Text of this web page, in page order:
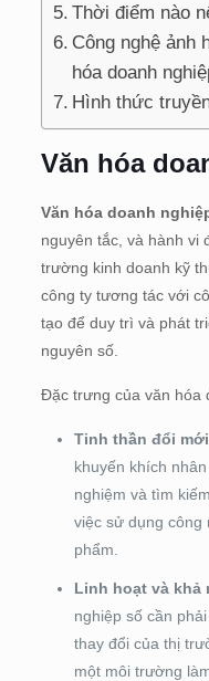
Thời điểm nào
Công nghệ ảnh
hóa doanh
Hình thức
Văn hóa
Văn hóa doanh
nguyên tắc, và hành vi
trường kinh doanh kỹ
công ty tương tác với
tạo để duy trì và phát
nguyên số.
Đặc trưng của văn hóa
Tinh thần đổi
khuyến khích
nghiệm và tìm
việc sử dụng công
phẩm.
Linh hoạt và khả
nghiệp số cần
thay đổi của thị
một môi trường